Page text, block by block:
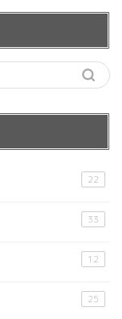
22
33
12
25